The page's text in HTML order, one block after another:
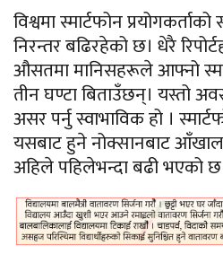
विश्वमा स्मार्टफोन
निरन्तर बढिरहेको छ। धेरै
औसतमा मानिसहरूले आफ्नो
तीन घण्टा बिताउँछन्। यस्तो
असर पर्नु स्वाभाविक हो ।
यसबाट हुने नोक्सानबाट
अहिले पहिलेभन्दा बढी भएको छ